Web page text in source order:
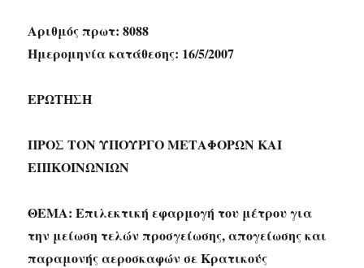
Αριθμός πρωτ: 8088
Ημερομηνία κατάθεσης: 16/5/2007
ΕΡΩΤΗΣH
ΠΡΟΣ ΤΟΝ ΥΠΟΥΡΓΟ ΜΕΤΑΦΟΡΩΝ ΚΑΙ
ΕΠΙΚΟΙΝΩΝΙΩΝ
ΘΕΜΑ: Επιλεκτική εφαρμογή του μέτρου για
την μείωση τελών προσγείωσης, απογείωσης και
παραμονής αεροσκαφών σε Κρατικούς